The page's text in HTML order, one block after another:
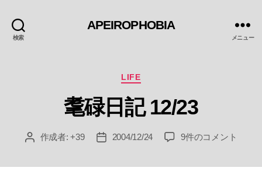
検索
APEIROPHOBIA
メニュー
カ
ゴ
リ
LIFE
耄碌日記 12/23
投 作成者:+39
投
2004/12/24
耄
9件のコメント